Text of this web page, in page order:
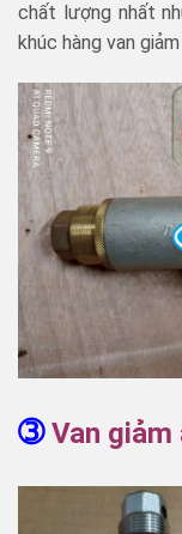
chất lượng nhất
khúc hàng van
➂ Van giảm